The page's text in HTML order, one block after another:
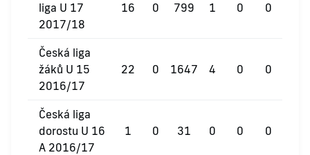
liga U 17
2017/18
16 0 799 1 0 0
Česká liga
žáků U 15
2016/17
22 0 1647 4 0 0
Česká liga
dorostu U 16
A 2016/17
1 0 31 0 0 0